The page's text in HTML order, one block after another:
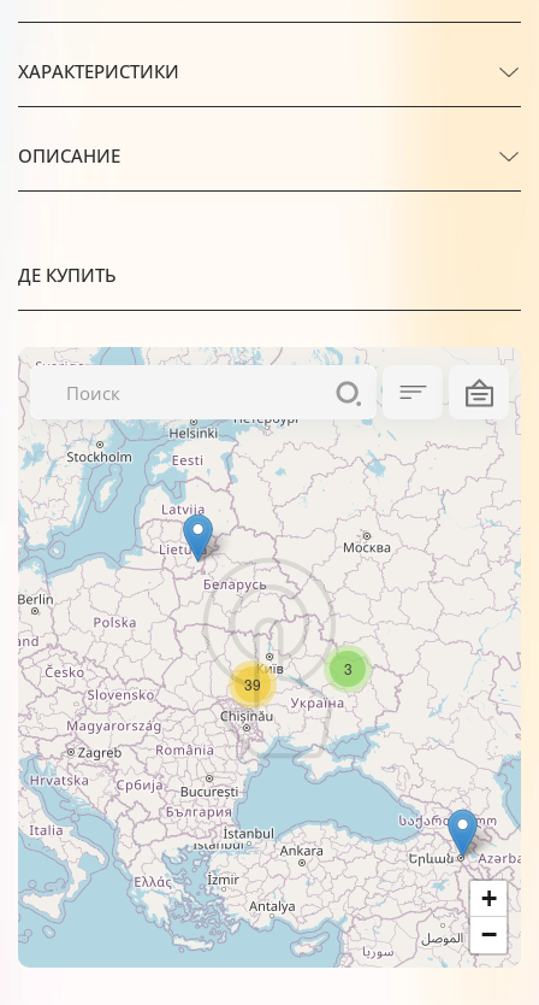
ХАРАКТЕРИСТИКИ
ОПИСАНИЕ
ДЕ КУПИТЬ
3
39
+
−